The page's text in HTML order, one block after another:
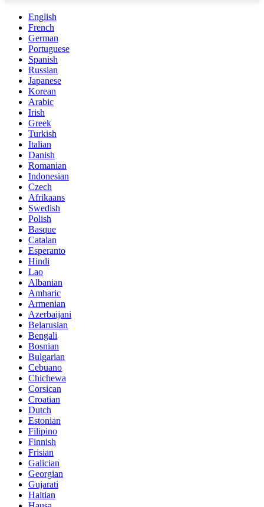
English
French
German
Portuguese
Spanish
Russian
Japanese
Korean
Arabic
Irish
Greek
Turkish
Italian
Danish
Romanian
Indonesian
Czech
Afrikaans
Swedish
Polish
Basque
Catalan
Esperanto
Hindi
Lao
Albanian
Amharic
Armenian
Azerbaijani
Belarusian
Bengali
Bosnian
Bulgarian
Cebuano
Chichewa
Corsican
Croatian
Dutch
Estonian
Filipino
Finnish
Frisian
Galician
Georgian
Gujarati
Haitian